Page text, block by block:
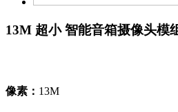
13M 超小 智能音箱摄像头模
像素： 13M